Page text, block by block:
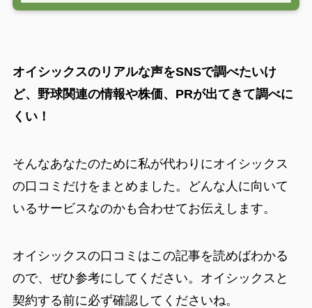
オイシックスのリアルな声をSNSで調べたいけ
ど、野球関連の情報や株価、PRが出てきて調べに
くい！
そんなあなたのために私が代わりにオイシックス
の口コミだけをまとめました。どんな人に向いて
いるサービスなのかも合わせてお伝えします。
オイシックスの口コミはこの記事を読めばわかる
ので、ぜひ参考にしてください。オイシックスと
契約する前に必ず確認してくださいね。